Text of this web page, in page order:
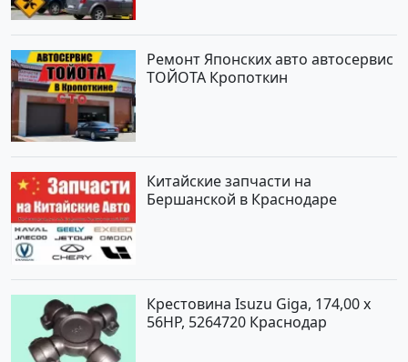
Ремонт Японских авто автосервис
ТОЙОТА Кропоткин
Китайские запчасти на
Бершанской в Краснодаре
Крестовина Isuzu Giga, 174,00 x
56HP, 5264720 Краснодар